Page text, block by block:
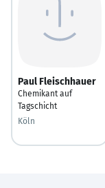
Paul Fleischhauer
Chemikant auf
Tagschicht
Köln